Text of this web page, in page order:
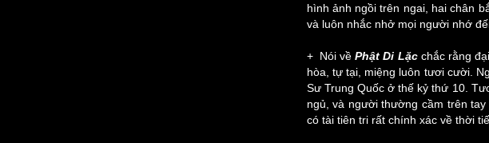
hình ảnh ngồi trên ngai, hai chân
và luôn nhắc nhở mọi người nhớ
+ Nói vềPhật Di Lặcchắc rằng
hòa, tự tại, miệng luôn tươi cười.
Sư Trung Quốc ở thế kỷ thứ 10.
ngủ, và người thường cầm trên
có tài tiên tri rất chính xác về thời